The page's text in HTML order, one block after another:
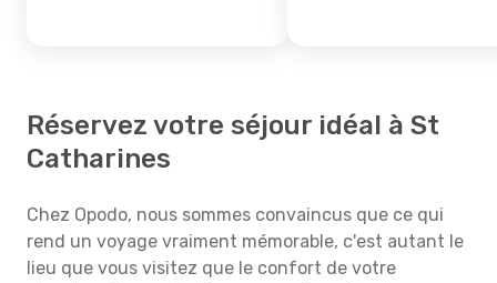
Réservez votre séjour idéal à St
Catharines
Chez Opodo, nous sommes convaincus que ce qui
rend un voyage vraiment mémorable, c'est autant le
lieu que vous visitez que le confort de votre